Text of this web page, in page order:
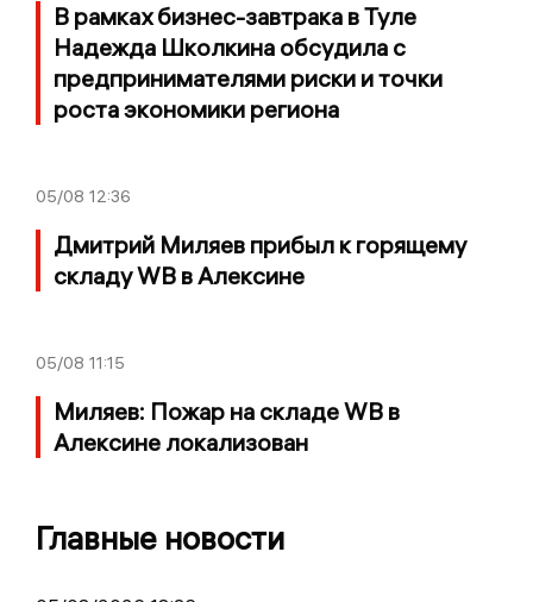
В рамках бизнес-завтрака в Туле
Надежда Школкина обсудила с
предпринимателями риски и точки
роста экономики региона
05/08 12:36
Дмитрий Миляев прибыл к горящему
складу WB в Алексине
05/08 11:15
Миляев: Пожар на складе WB в
Алексине локализован
Главные новости